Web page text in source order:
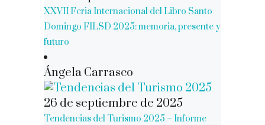
XXVII Feria Internacional del Libro Santo
Domingo FILSD 2025: memoria, presente y
futuro
Ángela Carrasco
26 de septiembre de 2025
Tendencias del Turismo 2025 – Informe